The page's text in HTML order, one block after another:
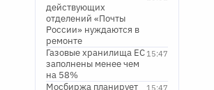
действующих
отделений «Почты
России» нуждаются в
ремонте
15:47
Газовые хранилища ЕС
заполнены менее чем
на 58%
15:47
Мосбиржа планирует